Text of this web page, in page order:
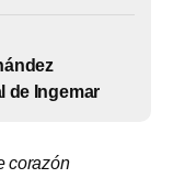
de Ingemar
corazón